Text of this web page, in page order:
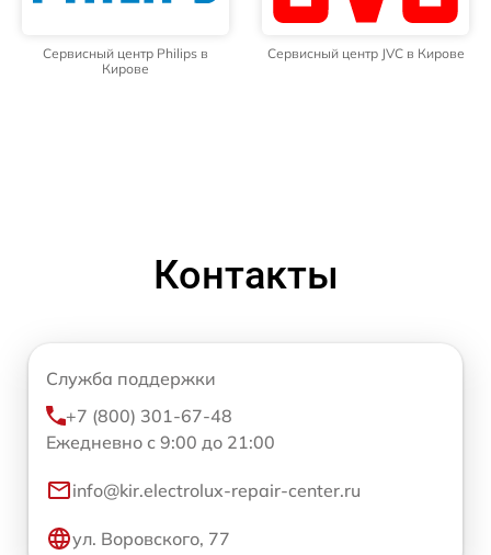
Сервисный центр Philips в
Кирове
Сервисный центр JVC в Кирове
Контакты
Служба поддержки
+7 (800) 301-67-48
Ежедневно с 9:00 до 21:00
info@kir.electrolux-repair-center.ru
ул. Воровского, 77